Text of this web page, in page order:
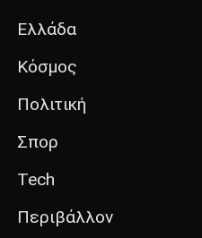
Ελλάδα
Κόσμος
Πολιτική
Σπορ
Tech
Περιβάλλον